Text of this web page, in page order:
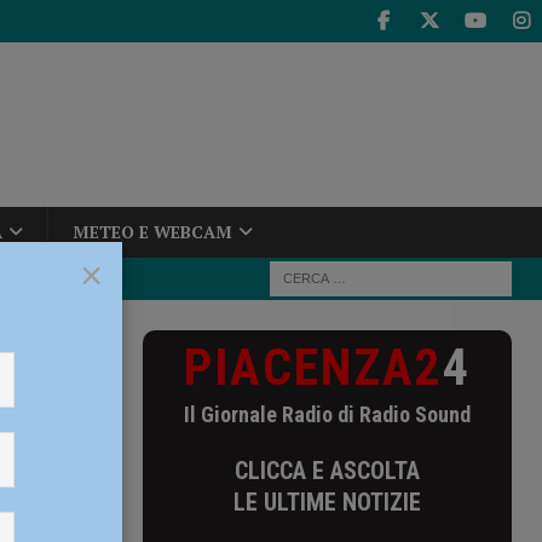
METEO E WEBCAM
è
– AUDIO e
è
PIACENZA24
Il Giornale Radio di Radio Sound
CLICCA E ASCOLTA
LE ULTIME NOTIZIE
×